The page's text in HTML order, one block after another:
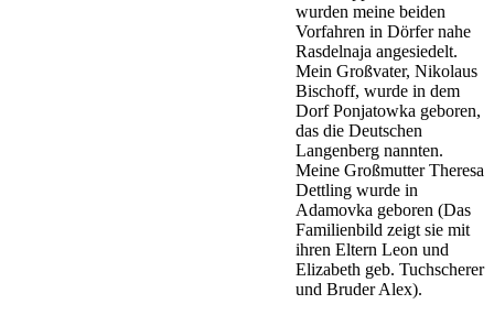
wurden meine beiden
Vorfahren in Dörfer nahe
Rasdelnaja angesiedelt.
Mein Großvater, Nikolaus
Bischoff, wurde in dem
Dorf Ponjatowka geboren,
das die Deutschen
Langenberg nannten.
Meine Großmutter Theresa
Dettling wurde in
Adamovka geboren (Das
Familienbild zeigt sie mit
ihren Eltern Leon und
Elizabeth geb. Tuchscherer
und Bruder Alex).